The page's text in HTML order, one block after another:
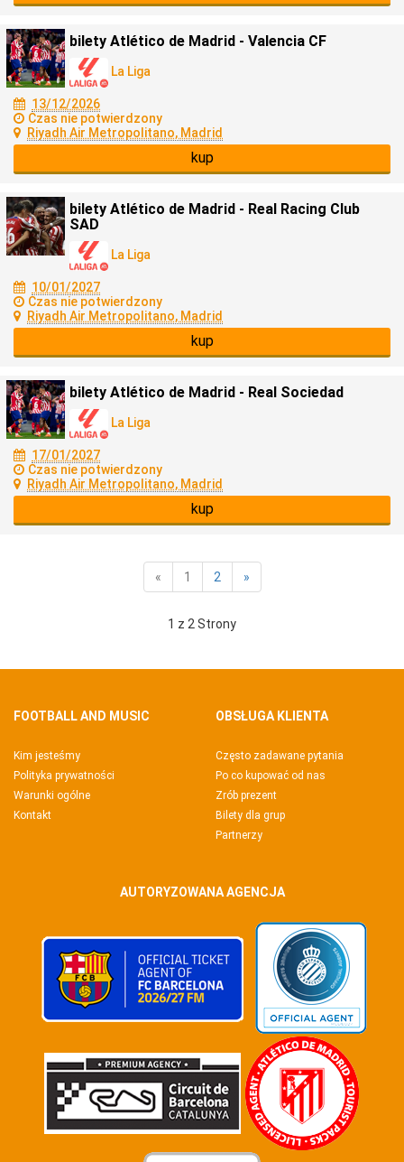
bilety Atlético de Madrid - Valencia CF
La Liga
13/12/2026
Czas nie potwierdzony
Riyadh Air Metropolitano, Madrid
kup
bilety Atlético de Madrid - Real Racing Club
SAD
La Liga
10/01/2027
Czas nie potwierdzony
Riyadh Air Metropolitano, Madrid
kup
bilety Atlético de Madrid - Real Sociedad
La Liga
17/01/2027
Czas nie potwierdzony
Riyadh Air Metropolitano, Madrid
kup
« 1 2 »
1 z 2 Strony
FOOTBALL AND MUSIC
Kim jesteśmy
Polityka prywatności
Warunki ogólne
Kontakt
OBSŁUGA KLIENTA
Często zadawane pytania
Po co kupować od nas
Zrób prezent
Bilety dla grup
Partnerzy
AUTORYZOWANA AGENCJA